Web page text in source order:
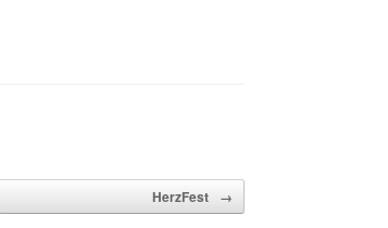
HerzFest →